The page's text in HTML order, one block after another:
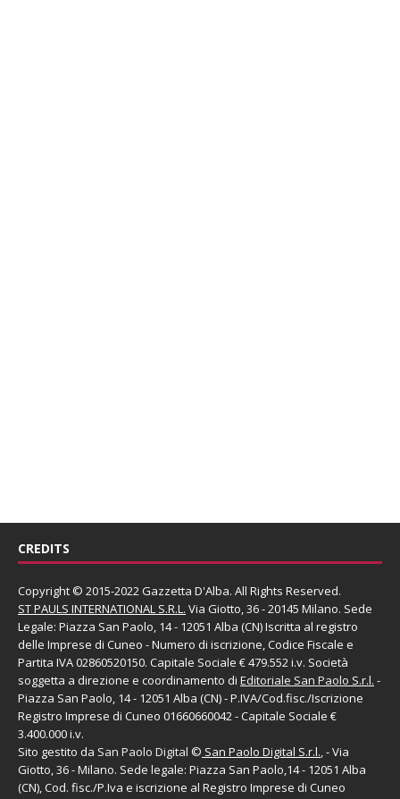
CREDITS
Copyright © 2015-2022 Gazzetta D'Alba. All Rights Reserved.
ST PAULS INTERNATIONAL S.R.L. Via Giotto, 36 - 20145 Milano. Sede
Legale: Piazza San Paolo, 14 - 12051 Alba (CN) Iscritta al registro
delle Imprese di Cuneo - Numero di iscrizione, Codice Fiscale e
Partita IVA 02860520150. Capitale Sociale € 479.552 i.v. Società
soggetta a direzione e coordinamento di Editoriale San Paolo S.r.l. -
Piazza San Paolo, 14 - 12051 Alba (CN) - P.IVA/Cod.fisc./Iscrizione
Registro Imprese di Cuneo 01660660042 - Capitale Sociale €
3.400.000 i.v.
Sito gestito da San Paolo Digital © San Paolo Digital S.r.l., - Via
Giotto, 36 - Milano. Sede legale: Piazza San Paolo,14 - 12051 Alba
(CN), Cod. fisc./P.Iva e iscrizione al Registro Imprese di Cuneo